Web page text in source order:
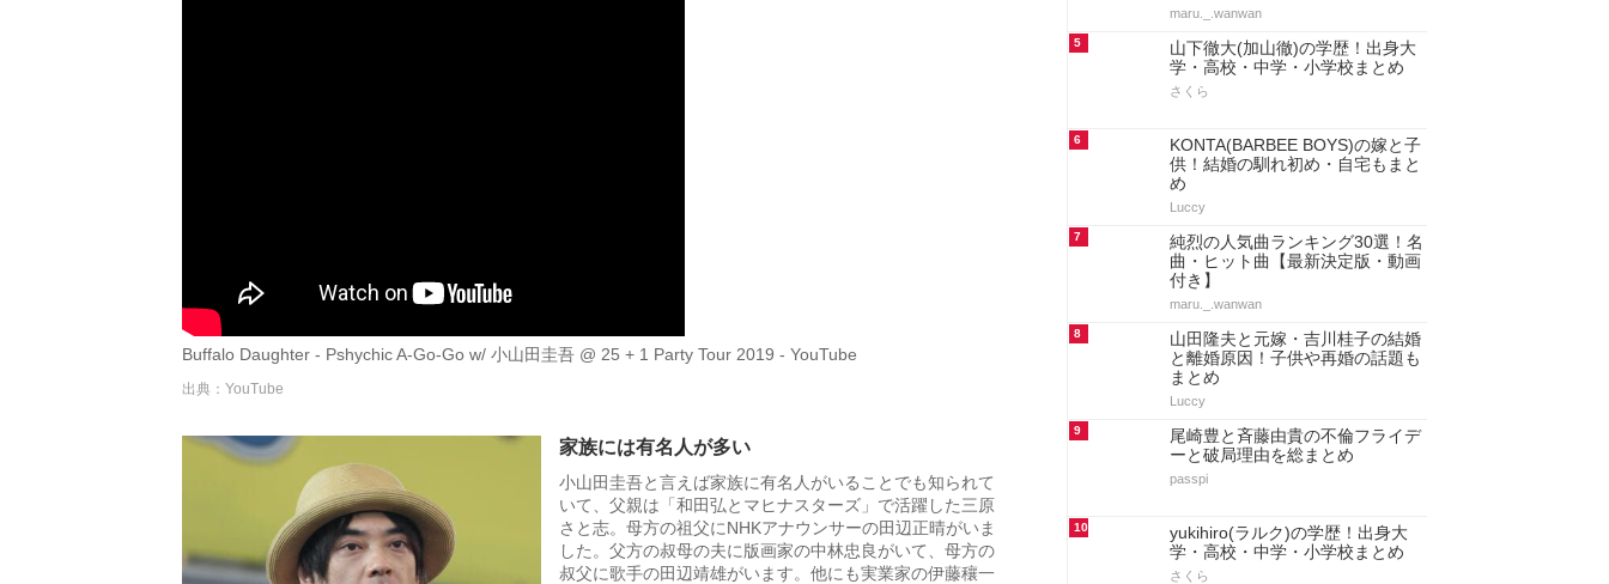
Buffalo Daughter - Pshychic A-Go-Go w/ 小山田圭吾 @ 25 + 1 Party Tour 2019 - YouTube
出典：YouTube
家族には有名人が多い
小山田圭吾と言えば家族に有名人がいることでも知られて
いて、父親は「和田弘とマヒナスターズ」で活躍した三原
さと志。母方の祖父にNHKアナウンサーの田辺正晴がいま
した。父方の叔母の夫に版画家の中林忠良がいて、母方の
叔父に歌手の田辺靖雄がいます。他にも実業家の伊藤穰一
maru._.wanwan
5
山下徹大(加山徹)の学歴！出身大
学・高校・中学・小学校まとめ
さくら
6
KONTA(BARBEE BOYS)の嫁と子
供！結婚の馴れ初め・自宅もまと
め
Luccy
7
純烈の人気曲ランキング30選！名
曲・ヒット曲【最新決定版・動画
付き】
maru._.wanwan
8
山田隆夫と元嫁・吉川桂子の結婚
と離婚原因！子供や再婚の話題も
まとめ
Luccy
9
尾崎豊と斉藤由貴の不倫フライデ
ーと破局理由を総まとめ
passpi
10
yukihiro(ラルク)の学歴！出身大
学・高校・中学・小学校まとめ
さくら